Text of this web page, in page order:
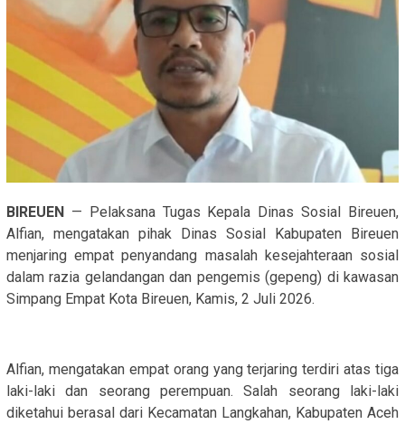
BIREUEN — Pelaksana Tugas Kepala Dinas Sosial Bireuen,
Alfian, mengatakan pihak Dinas Sosial Kabupaten Bireuen
menjaring empat penyandang masalah kesejahteraan sosial
dalam razia gelandangan dan pengemis (gepeng) di kawasan
Simpang Empat Kota Bireuen, Kamis, 2 Juli 2026.
Alfian, mengatakan empat orang yang terjaring terdiri atas tiga
laki-laki dan seorang perempuan. Salah seorang laki-laki
diketahui berasal dari Kecamatan Langkahan, Kabupaten Aceh